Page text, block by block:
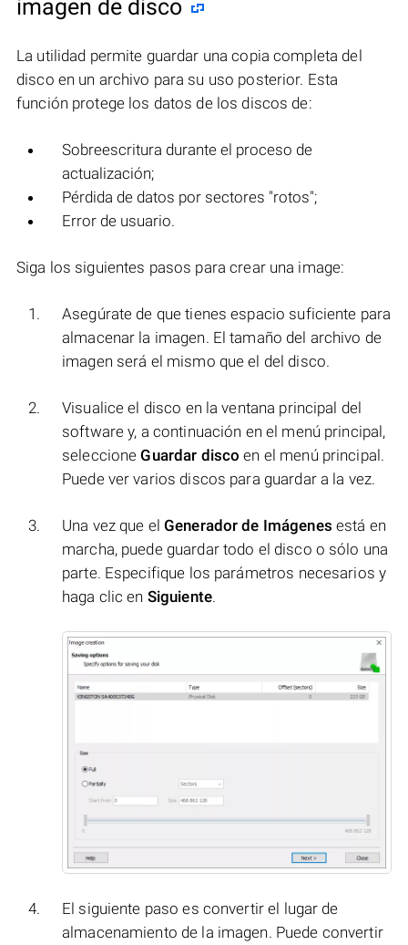
imagen de disco
La utilidad permite guardar una copia completa del
disco en un archivo para su uso posterior. Esta
función protege los datos de los discos de:
Sobreescritura durante el proceso de
actualización;
Pérdida de datos por sectores "rotos";
Error de usuario.
Siga los siguientes pasos para crear una image:
Asegúrate de que tienes espacio suficiente para
almacenar la imagen. El tamaño del archivo de
imagen será el mismo que el del disco.
Visualice el disco en la ventana principal del
software y, a continuación en el menú principal,
seleccioneGuardar disco en el menú principal.
Puede ver varios discos para guardar a la vez.
Una vez que el Generador de Imágenes está en
marcha, puede guardar todo el disco o sólo una
parte. Especifique los parámetros necesarios y
haga clic en Siguiente.
El siguiente paso es convertir el lugar de
almacenamiento de la imagen. Puede convertir